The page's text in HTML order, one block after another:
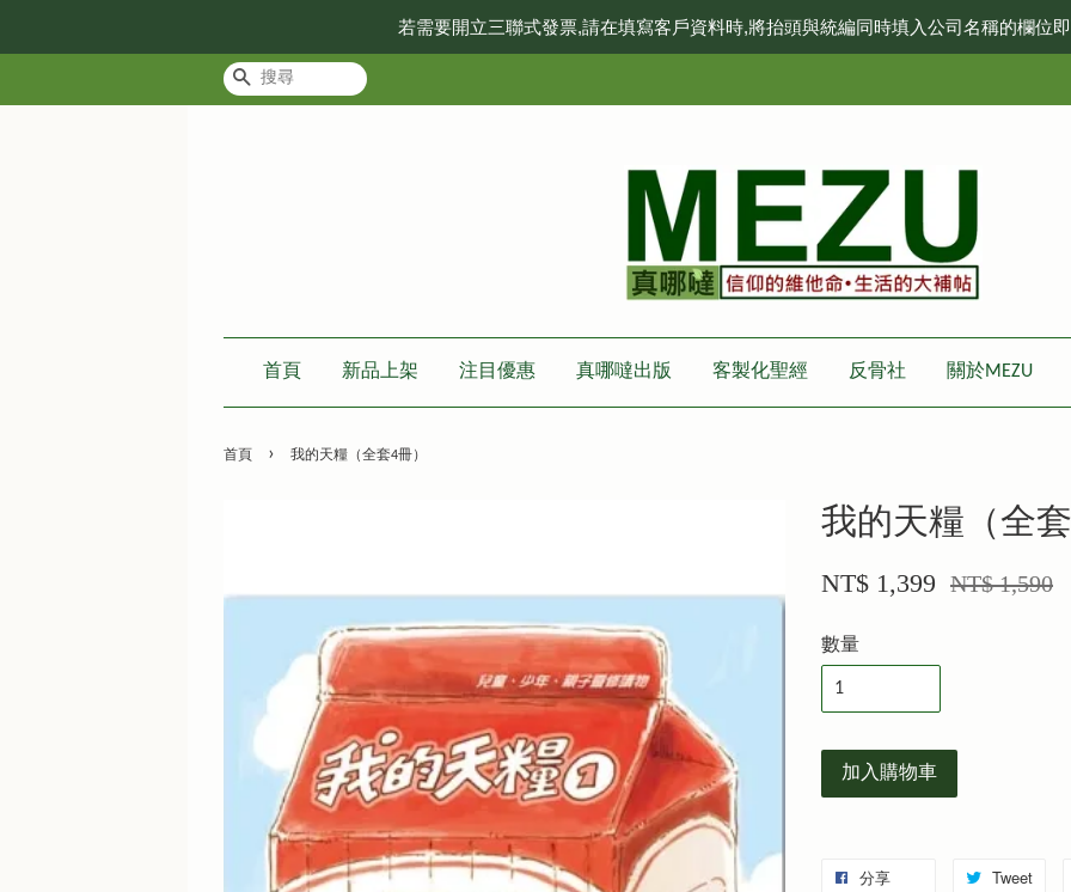
若需要開立三聯式發票,請在填寫客戶資料時,將抬頭與統編同時填入公司名稱的欄位
搜尋
首頁 新品上架 注目優惠 真哪噠出版 客製化聖經 反骨社 關於MEZU
首頁 › 我的天糧（全套4冊）
我的天糧（全套
NT$ 1,399 NT$ 1,590
數量
加入購物車
分享 Tweet